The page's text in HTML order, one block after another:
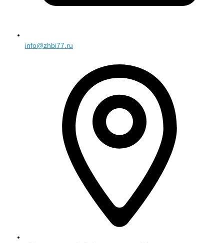
info@zhbi77.ru